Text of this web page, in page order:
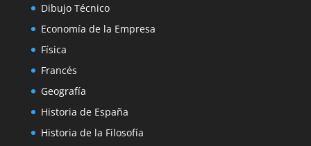
Dibujo Técnico
Economía de la Empresa
Física
Francés
Geografía
Historia de España
Historia de la Filosofía